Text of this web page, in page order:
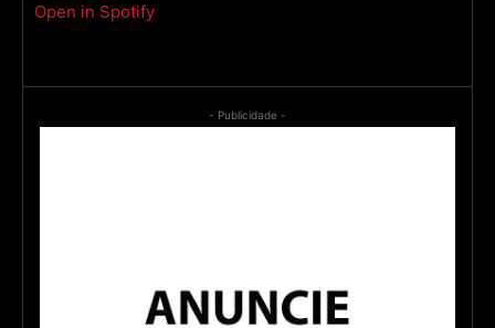
Open in Spotify
- Publicidade -